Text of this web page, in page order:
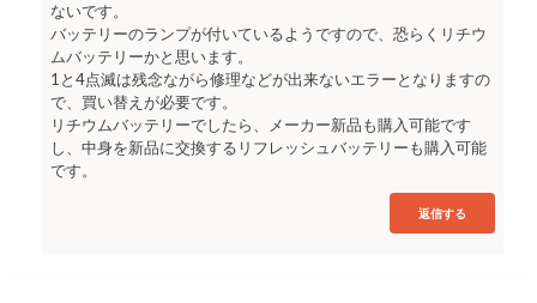
ないです。
バッテリーのランプが付いているようですので、恐らくリチウ
ムバッテリーかと思います。
1と4点滅は残念ながら修理などが出来ないエラーとなりますの
で、買い替えが必要です。
リチウムバッテリーでしたら、メーカー新品も購入可能です
し、中身を新品に交換するリフレッシュバッテリーも購入可能
です。
返信する